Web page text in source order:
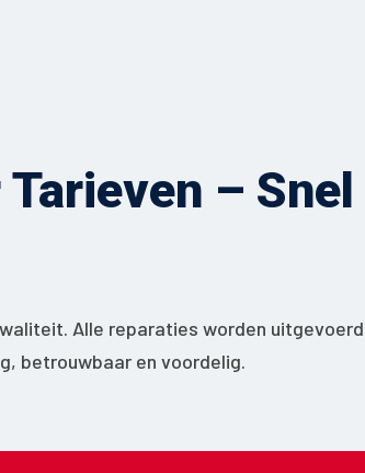
–
Alle reparaties worden
betrouwbaar en voordelig.